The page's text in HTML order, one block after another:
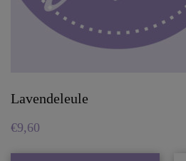
Lavendeleule
€9,60